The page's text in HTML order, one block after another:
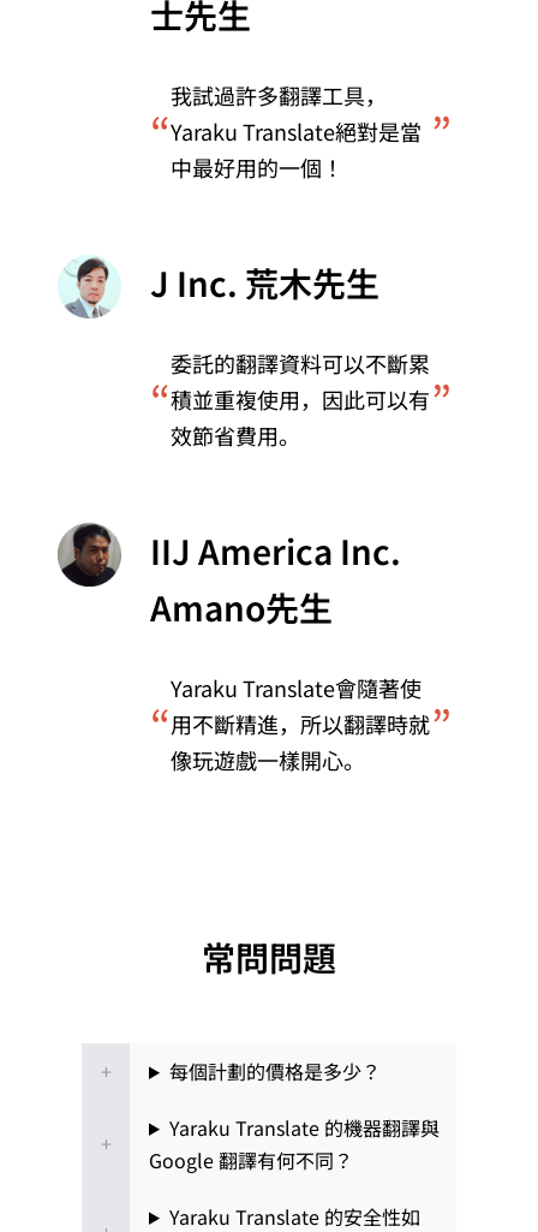
士先生
“
我試過許多翻譯工具，
Yaraku Translate絕對是當
中最好用的一個！
”
J Inc. 荒木先生
“
委託的翻譯資料可以不斷累
積並重複使用，因此可以有
效節省費用。
”
IIJ America Inc.
Amano先生
“
Yaraku Translate會隨著使
用不斷精進，所以翻譯時就
像玩遊戲一樣開心。
”
常問問題
每個計劃的價格是多少？
Yaraku Translate 的機器翻譯與
Google 翻譯有何不同？
Yaraku Translate 的安全性如